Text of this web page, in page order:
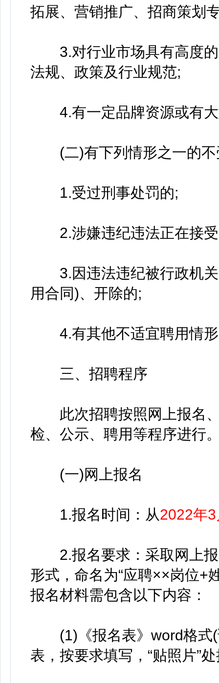
拓展、营销推广、招商策划
3.对行业市场具有高度的
法规、政策及行业规范;
4.有一定品牌资源或有大
(二)有下列情形之一的不
1.受过刑事处罚的;
2.涉嫌违纪违法正在接受
3.因违法违纪被行政机关
用合同)、开除的;
4.有其他不适宜聘用情形
三、招聘程序
此次招聘按照网上报名、
检、公示、聘用等程序进行
(一)网上报名
1.报名时间：从2022年
2.报名要求：采取网上报
形式，命名为“应聘××岗位+
报名材料需包含以下内容：
(1)《报名表》word格式(
表，按要求填写，“贴照片”